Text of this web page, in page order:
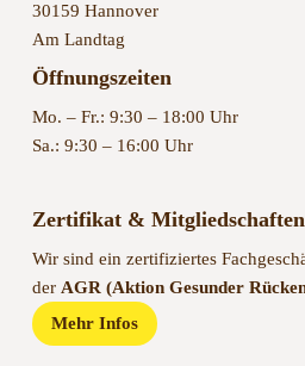
Öffnungszeiten
Zertifikat & Mitgliedschaften
AGR (Aktion Gesunder Rücken)